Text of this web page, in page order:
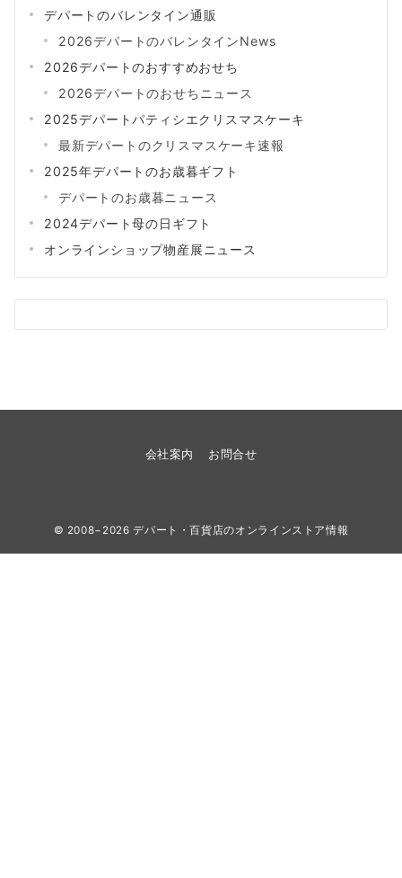
デパートのバレンタイン通販
2026デパートのバレンタインNews
2026デパートのおすすめおせち
2026デパートのおせちニュース
2025デパートパティシエクリスマスケーキ
最新デパートのクリスマスケーキ速報
2025年デパートのお歳暮ギフト
デパートのお歳暮ニュース
2024デパート母の日ギフト
オンラインショップ物産展ニュース
会社案内 お問合せ
© 2008−2026デパート・百貨店のオンラインストア情報